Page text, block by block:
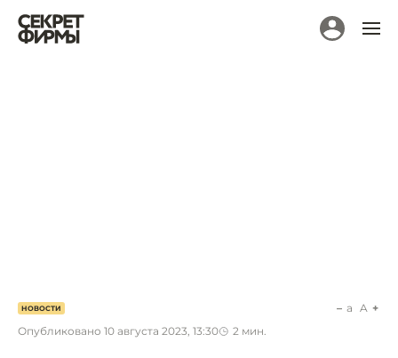
НОВОСТИ
Опубликовано 10 августа 2023, 13:30 2 мин.
a A